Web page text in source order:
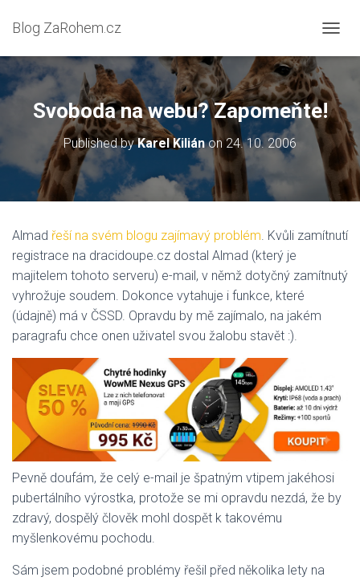
Blog ZaRohem.cz
Ř
P
N
O
U
T
V
A
Svoboda na webu? Zapomeňte!
Published byKarel Kiliánon24. 10. 2006
Almad řeší na svém blogu zajímavý problém. Kvůli zamítnutí
registrace na dracidoupe.cz dostal Almad (který je
majitelem tohoto serveru) e-mail, v němž dotyčný zamítnutý
vyhrožuje soudem. Dokonce vytahuje i funkce, které
(údajně) má v ČSSD. Opravdu by mě zajímalo, na jakém
paragrafu chce onen uživatel svou žalobu stavět :).
Pevně doufám, že celý e-mail je špatným vtipem jakéhosi
pubertálního výrostka, protože se mi opravdu nezdá, že by
zdravý, dospělý člověk mohl dospět k takovému
myšlenkovému pochodu.
Sám jsem podobné problémy řešil před několika lety na